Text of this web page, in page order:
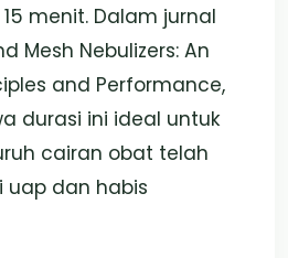
menit. Dalam jurnal
Mesh Nebulizers: An
and Performance,
durasi ini ideal untuk
cairan obat telah
uap dan habis